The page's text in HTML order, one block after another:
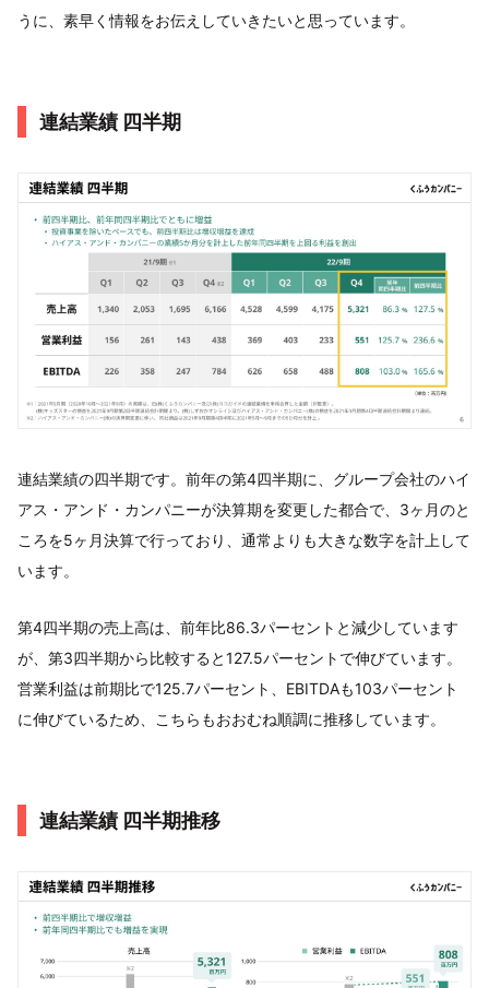
うに、素早く情報をお伝えしていきたいと思っています。
連結業績 四半期
連結業績の四半期です。前年の第4四半期に、グループ会社のハイ
アス・アンド・カンパニーが決算期を変更した都合で、3ヶ月のと
ころを5ヶ月決算で行っており、通常よりも大きな数字を計上して
います。
第4四半期の売上高は、前年比86.3パーセントと減少しています
が、第3四半期から比較すると127.5パーセントで伸びています。
営業利益は前期比で125.7パーセント、EBITDAも103パーセント
に伸びているため、こちらもおおむね順調に推移しています。
連結業績 四半期推移